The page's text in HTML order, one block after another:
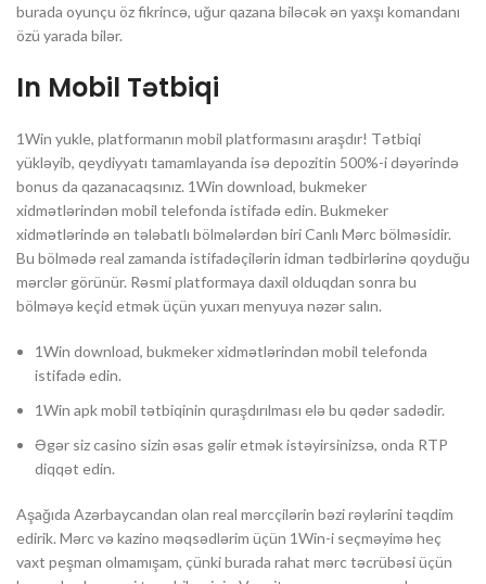
burada oyunçu öz fikrincə, uğur qazana biləcək ən yaxşı komandanı
özü yarada bilər.
In Mobil Tətbiqi
1Win yukle, platformanın mobil platformasını araşdır! Tətbiqi
yükləyib, qeydiyyatı tamamlayanda isə depozitin 500%-i dəyərində
bonus da qazanacaqsınız. 1Win download, bukmeker
xidmətlərindən mobil telefonda istifadə edin. Bukmeker
xidmətlərində ən tələbatlı bölmələrdən biri Canlı Mərc bölməsidir.
Bu bölmədə real zamanda istifadəçilərin idman tədbirlərinə qoyduğu
mərclər görünür. Rəsmi platformaya daxil olduqdan sonra bu
bölməyə keçid etmək üçün yuxarı menyuya nəzər salın.
1Win download, bukmeker xidmətlərindən mobil telefonda
istifadə edin.
1Win apk mobil tətbiqinin quraşdırılması elə bu qədər sadədir.
Əgər siz casino sizin əsas gəlir etmək istəyirsinizsə, onda RTP
diqqət edin.
Aşağıda Azərbaycandan olan real mərcçilərin bəzi rəylərini təqdim
edirik. Mərc və kazino məqsədlərim üçün 1Win-i seçməyimə heç
vaxt peşman olmamışam, çünki burada rahat mərc təcrübəsi üçün